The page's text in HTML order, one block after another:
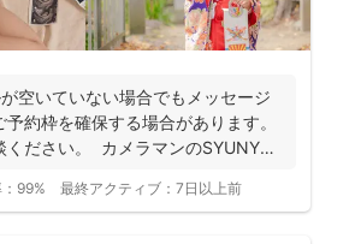
空いていない場合でもメッセージ
約枠を確保する場合があります。
ください。 カメラマンのSYUNYA
99% 最終アクティブ： 7日以上前